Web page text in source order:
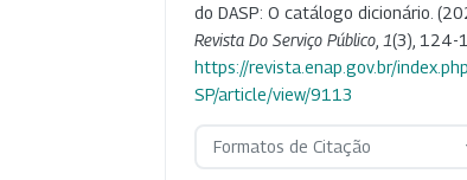
do DASP: O catálogo dicionário.
Revista Do Serviço Público 1(3), 124-
https://revista.enap.gov.br/
SP/article/view/9113
Formatos de Citação